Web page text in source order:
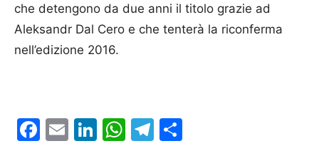
che detengono da due anni il titolo grazie ad
Aleksandr Dal Cero e che tenterà la riconferma
nell’edizione 2016.
Facebook
EmailLinkedIn
WhatsApp
Telegram